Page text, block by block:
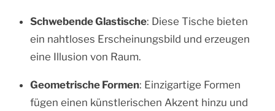
Schwebende Glastische: Diese Tische bieten
ein nahtloses Erscheinungsbild und erzeugen
eine Illusion von Raum.
Geometrische Formen: Einzigartige Formen
fügen einen künstlerischen Akzent hinzu und